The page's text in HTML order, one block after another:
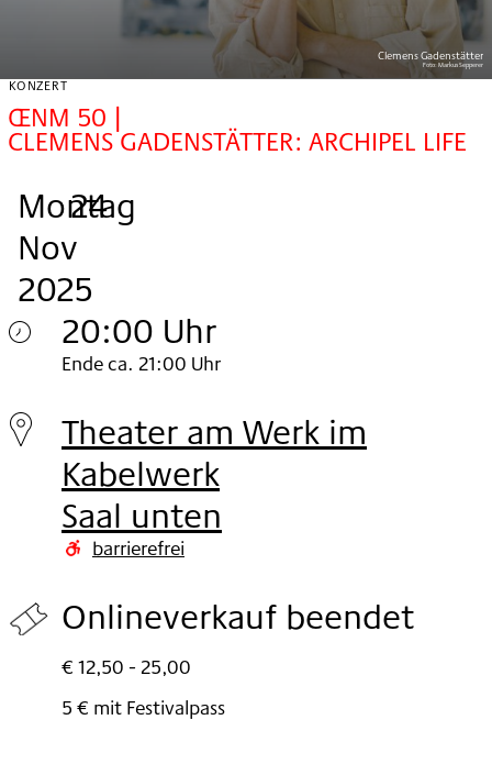
Clemens Gadenstätter
Foto:Markus Sepperer
KONZERT
ŒNM 50 |
CLEMENS GADENSTÄTTER: ARCHIPEL LIFE
Montag
, 24
.
Nov
2025
.
20:00 Uhr
Montag
24.
Nov
2025
Ende ca. 21:00 Uhr
Theater am Werk im
Kabelwerk
Saal unten
barrierefrei
Onlineverkauf beendet
€ 12,50 - 25,00
5 € mit Festivalpass